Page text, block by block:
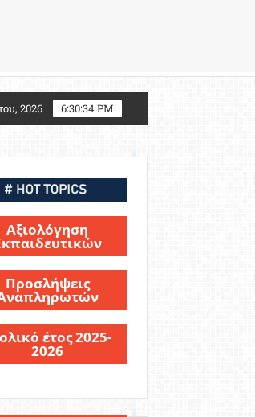
Σχολών
2026 6:30:36 PM
Αξιολόγηση
Προσλήψεις
έτος 2025-
2026